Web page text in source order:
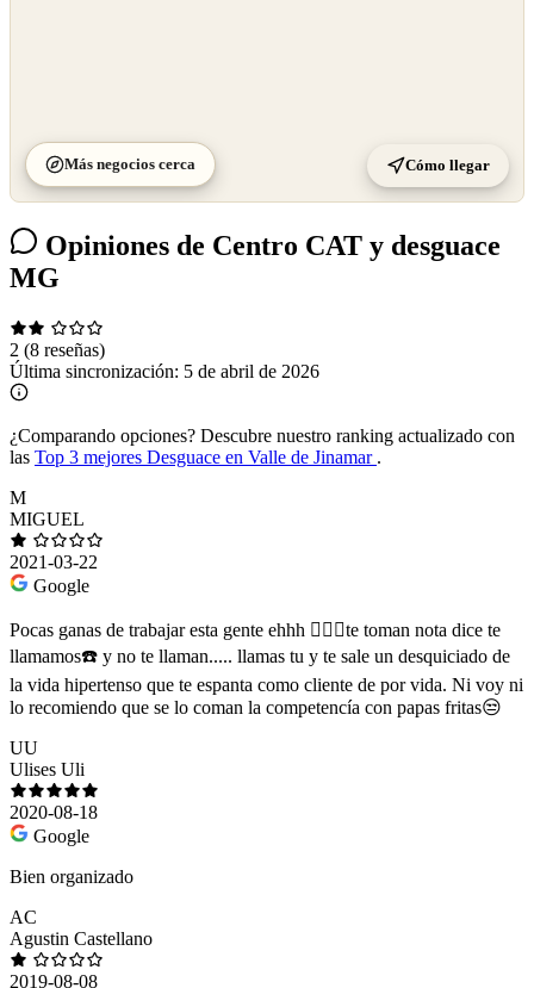
Más negocios cerca Cómo llegar
Opiniones de Centro CAT y desguace
MG
2 (8 reseñas)
Última sincronización: 5 de abril de 2026
¿Comparando opciones? Descubre nuestro ranking actualizado con
las Top 3 mejores Desguace en Valle de Jinamar .
M
MIGUEL
2021-03-22
Google
Pocas ganas de trabajar esta gente ehhh 🤦🏽‍♂️te toman nota dice te
llamamos☎️ y no te llaman..... llamas tu y te sale un desquiciado de
la vida hipertenso que te espanta como cliente de por vida. Ni voy ni
lo recomiendo que se lo coman la competencía con papas fritas😒
UU
Ulises Uli
2020-08-18
Google
Bien organizado
AC
Agustin Castellano
2019-08-08